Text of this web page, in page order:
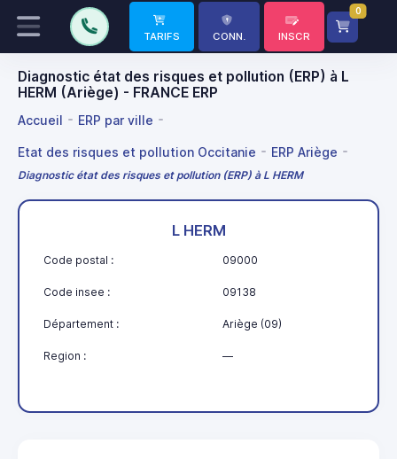
TARIFS CONN. INSCR
0
Diagnostic état des risques et pollution (ERP) à L
HERM (Ariège) - FRANCE ERP
Accueil ERP par ville
Etat des risques et pollution Occitanie ERP Ariège
Diagnostic état des risques et pollution (ERP) à L HERM
L HERM
Code postal : 09000
Code insee : 09138
Département : Ariège (09)
Region : —